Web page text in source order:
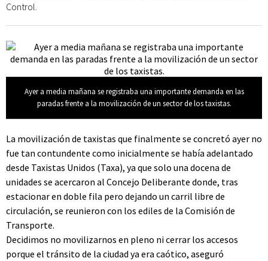
Control.
Ayer a media mañana se registraba una importante demanda en las
paradas frente a la movilización de un sector de los taxistas.
La movilización de taxistas que finalmente se concretó ayer no
fue tan contundente como inicialmente se había adelantado
desde Taxistas Unidos (Taxa), ya que solo una docena de
unidades se acercaron al Concejo Deliberante donde, tras
estacionar en doble fila pero dejando un carril libre de
circulación, se reunieron con los ediles de la Comisión de
Transporte.
Decidimos no movilizarnos en pleno ni cerrar los accesos
porque el tránsito de la ciudad ya era caótico, aseguró